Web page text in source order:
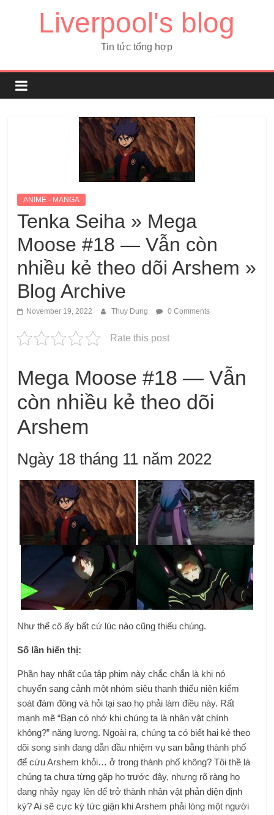
Liverpool's blog
Tin tức tổng hợp
ANIME - MANGA
Tenka Seiha » Mega
Moose #18 — Vẫn còn
nhiều kẻ theo dõi Arshem »
Blog Archive
November 19, 2022 Thuy Dung 0 Comments
Rate this post
Mega Moose #18 — Vẫn
còn nhiều kẻ theo dõi
Arshem
Ngày 18 tháng 11 năm 2022
Như thể cô ấy bất cứ lúc nào cũng thiếu chúng.
Số lần hiển thị:
Phần hay nhất của tập phim này chắc chắn là khi nó
chuyển sang cảnh một nhóm siêu thanh thiếu niên kiểm
soát đám đông và hỏi tại sao họ phải làm điều này. Rất
mạnh mẽ “Bạn có nhớ khi chúng ta là nhân vật chính
không?” năng lượng. Ngoài ra, chúng ta có biết hai kẻ theo
dõi song sinh đang dẫn đầu nhiệm vụ san bằng thành phố
để cứu Arshem khỏi… ở trong thành phố không? Tôi thề là
chúng ta chưa từng gặp họ trước đây, nhưng rõ ràng họ
đang nhảy ngay lên để trở thành nhân vật phản diện định
kỳ? Ai sẽ cực kỳ tức giận khi Arshem phải lòng một người